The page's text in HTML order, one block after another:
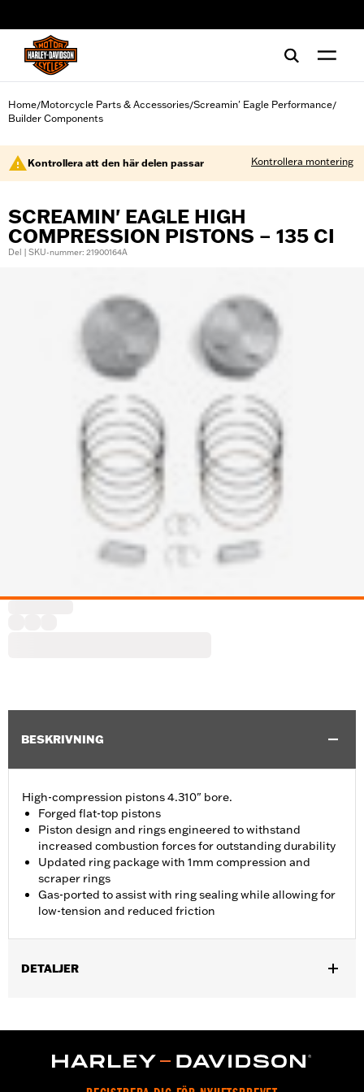
Home/Motorcycle Parts & Accessories/Screamin' Eagle Performance/
Builder Components
Kontrollera att den här delen passar Kontrollera montering
SCREAMIN' EAGLE HIGH
COMPRESSION PISTONS – 135 CI
Del | SKU-nummer: 21900164A
BESKRIVNING
High-compression pistons 4.310" bore.
Forged flat-top pistons
Piston design and rings engineered to withstand
increased combustion forces for outstanding durability
Updated ring package with 1mm compression and
scraper rings
Gas-ported to assist with ring sealing while allowing for
low-tension and reduced friction
DETALJER
Installation Instructions